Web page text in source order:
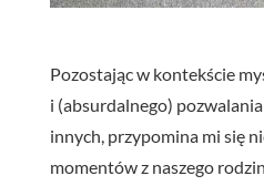
Pozostając w kontekście
i (absurdalnego)
innych, przypomina mi się
momentów z naszego